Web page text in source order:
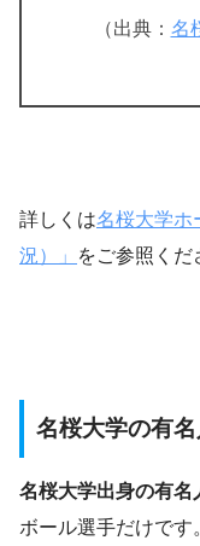
（出典： 名
詳しくは名桜大学ホ
況）」
をご参照くだ
名桜大学の有名
名桜大学出身の有名
ボール選手だけです